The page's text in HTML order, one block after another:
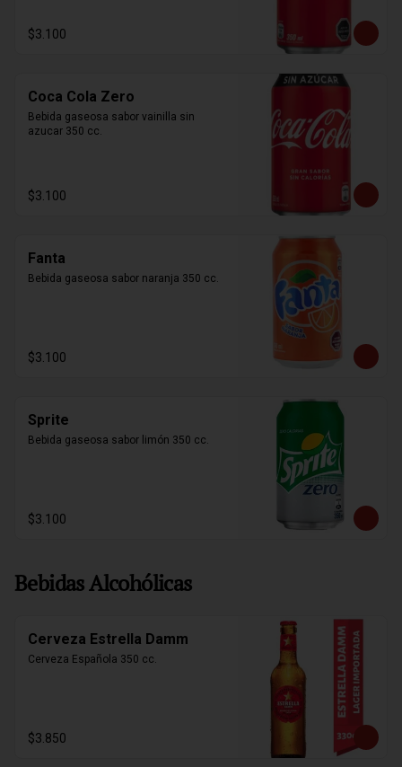
$3.100
Coca Cola Zero
Bebida gaseosa sabor vainilla sin
azucar 350 cc.
$3.100
Fanta
Bebida gaseosa sabor naranja 350 cc.
$3.100
Sprite
Bebida gaseosa sabor limón 350 cc.
$3.100
Bebidas Alcohólicas
Cerveza Estrella Damm
Cerveza Española 350 cc.
$3.850